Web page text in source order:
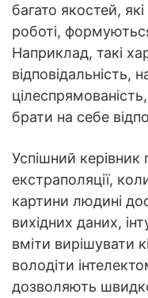
багато якостей,
роботі,
Наприклад, такі
відповідальність,
цілеспрямованість,
брати на себе
Успішний керівник
екстраполяції,
картини людині
вихідних даних,
вміти вирішувати
володіти
дозволяють